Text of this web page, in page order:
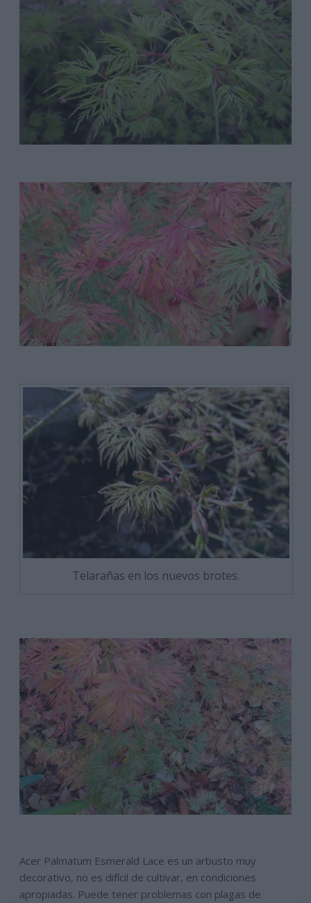
Telarañas en los nuevos brotes.
Acer Palmatum Esmerald Lace es un arbusto muy
decorativo, no es difícil de cultivar, en condiciones
apropiadas. Puede tener problemas con plagas de